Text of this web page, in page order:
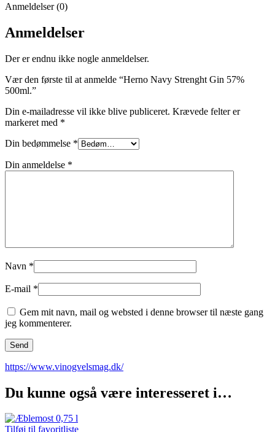
Anmeldelser (0)
Anmeldelser
Der er endnu ikke nogle anmeldelser.
Vær den første til at anmelde “Herno Navy Strenght Gin 57%
500ml.”
Din e-mailadresse vil ikke blive publiceret. Krævede felter er
markeret med *
Din bedømmelse *
Din anmeldelse *
Navn *
E-mail *
Gem mit navn, mail og websted i denne browser til næste gang
jeg kommenterer.
https://www.vinogvelsmag.dk/
Du kunne også være interesseret i…
Tilføj til favoritliste